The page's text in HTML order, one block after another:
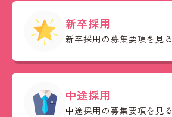
新卒採用
新卒採用の募集要項を見る
中途採用
中途採用の募集要項を見る